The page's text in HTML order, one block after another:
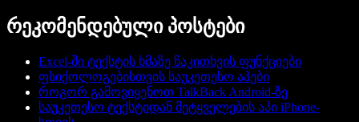
რეკომენდებული პოსტები
Excel-ში ტექსტის ხმაზე წაკითხვის ფუნქციები
ფსიქოლოგებისთვის საუკეთესო აპები
როგორ გამოვიყენოთ TalkBack Android-ზე
საუკეთესო ტექსტიდან მეტყველების აპი iPhone-